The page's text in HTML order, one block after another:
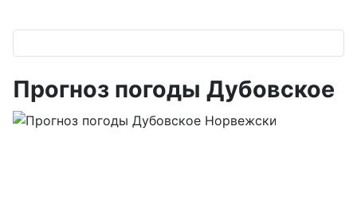
Прогноз погоды Дубовское